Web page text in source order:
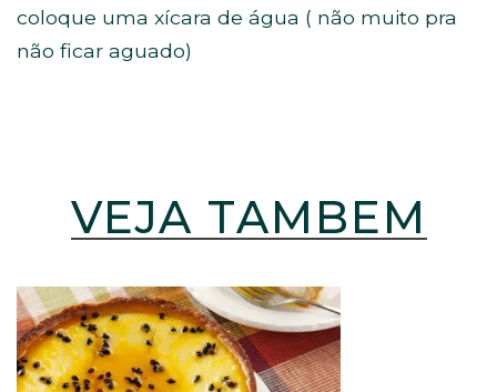
coloque uma xícara de água ( não muito pra
não ficar aguado)
VEJA TAMBÉM